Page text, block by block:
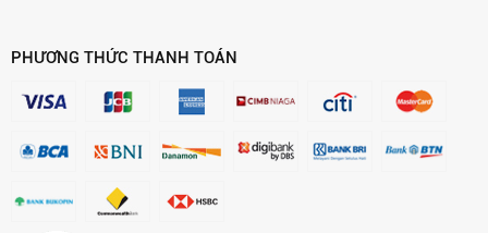
PHƯƠNG THỨC THANH TOÁN